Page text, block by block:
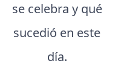
se celebra y qué
sucedió en este
día.